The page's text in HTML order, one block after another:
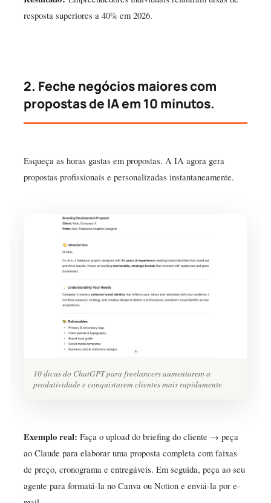
resposta superiores a 40% em 2026.
2. Feche negócios maiores com
propostas de IA em 10 minutos.
Esqueça as horas gastas em propostas. A IA agora gera
propostas profissionais e personalizadas instantaneamente.
10 dicas do ChatGPT para freelancers aumentarem a
produtividade e conquistarem clientes mais rapidamente
Exemplo real: Faça o upload do briefing do cliente → peça
ao Claude para elaborar uma proposta completa com faixas
de preço, cronograma e entregáveis. Em seguida, peça ao seu
agente para formatá-la no Canva ou Notion e enviá-la por e-